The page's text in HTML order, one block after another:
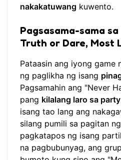
nakakatuwang kuwento.
Pagsasama-sama
Truth or Dare, Most
Pataasin ang iyong game
ng paglikha ng isang
Pagsamahin ang "Never
pang kilalang laro sa party
isang tao lang ang
silang pumili sa pagitan
pagkatapos ng isang
na pagbubunyag, ang